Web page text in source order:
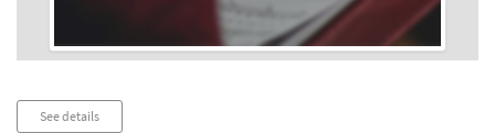
See details